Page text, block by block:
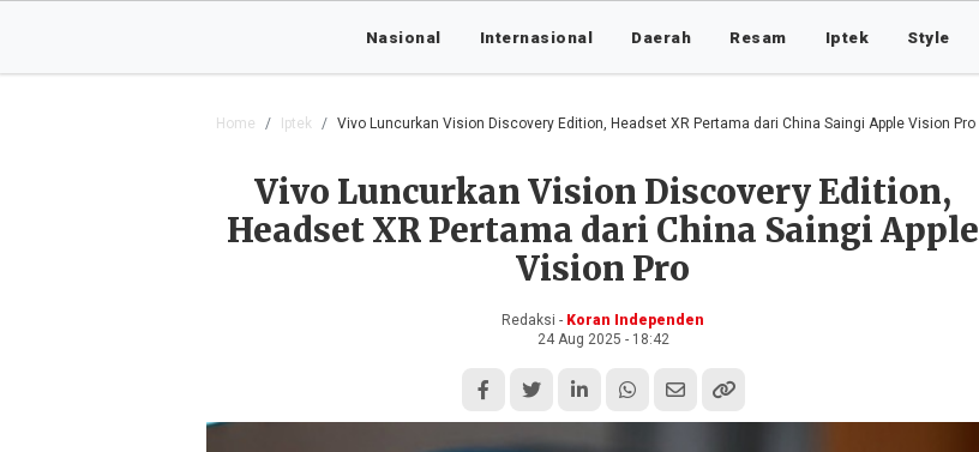
Nasional Internasional Daerah Resam Iptek Style
Home Iptek Vivo Luncurkan Vision Discovery Edition, Headset XR Pertama dari China Saingi Apple Vision Pro
Vivo Luncurkan Vision Discovery Edition,
Headset XR Pertama dari China Saingi Apple
Vision Pro
Redaksi - Koran Independen
24 Aug 2025 - 18:42